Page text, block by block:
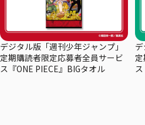
デジタル版「週刊少年ジャンプ」
定期購読者限定応募者全員サービ
ス『ONE PIECE』BIGタオル